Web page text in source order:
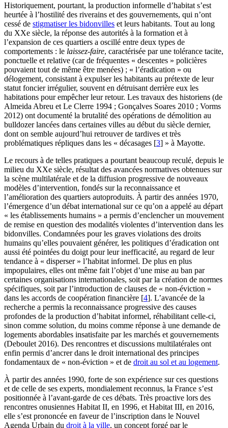
Historiquement, pourtant, la production informelle d’habitat s’est
heurtée à l’hostilité des riverains et des gouvernements, qui n’ont
cessé de stigmatiser les bidonvilles et leurs habitants. Tout au long
du XXe siècle, la réponse des autorités à la formation et à
l’expansion de ces quartiers a oscillé entre deux types de
comportements : le laissez-faire, caractérisée par une tolérance tacite,
ponctuelle et relative (car de fréquentes « descentes » policières
pouvaient tout de même être menées) ; « l’éradication » ou
délogement, consistant à expulser les habitants au prétexte de leur
statut foncier irrégulier, souvent en détruisant derrière eux les
habitations pour empêcher leur retour. Les travaux des historiens (de
Almeida Abreu et Le Clerre 1994 ; Gonçalves Soares 2010 ; Vorms
2012) ont documenté la brutalité des opérations de démolition au
bulldozer lancées dans certaines villes au début du siècle dernier,
dont on semble aujourd’hui retrouver de tardives et très
problématiques répliques dans les « décasages [3] » à Mayotte.
Le recours à de telles pratiques a pourtant beaucoup reculé, depuis le
milieu du XXe siècle, résultat des avancées normatives obtenues sur
la scène multilatérale et de la diffusion progressive de nouveaux
modèles d’intervention, fondés sur la reconnaissance et
l’amélioration des quartiers autoproduits. À partir des années 1970,
l’émergence d’un débat international sur ce qu’on a appelé au départ
« les établissements humains » a permis d’enclencher un mouvement
de remise en question des modalités violentes d’intervention dans les
bidonvilles. Condamnées pour les graves violations des droits
humains qu’elles pouvaient générer, les politiques d’éradication ont
aussi été pointées du doigt pour leur inefficacité, au regard de leur
tendance à « disperser » l’habitat informel. De plus en plus
impopulaires, elles ont même fait l’objet d’une mise au ban par
certaines organisations internationales, soit par la création de normes
spécifiques, soit par l’introduction de clauses de « non-éviction »
dans les accords de coopération financière [4]. L’avancée de la
recherche a permis la reconnaissance progressive des causes
profondes de la production d’habitat informel, réhabilitant celle-ci,
sinon comme solution, du moins comme réponse à une demande de
logements abordables insatisfaite par les marchés et gouvernements
(Deboulet 2016). Des rencontres et discussions multilatérales ont
enfin permis d’ancrer dans le droit international des principes
fondamentaux de « non-éviction » et de droit au sol et au logement.
À partir des années 1990, forte de son expérience sur ces questions
et de celle de ses experts, mondialement reconnus, la France s’est
positionnée à l’avant-garde de ces débats. Très proactive lors des
rencontres onusiennes Habitat II, en 1996, et Habitat III, en 2016,
elle s’est prononcée en faveur de l’inscription dans le Nouvel
Agenda Urbain du droit à la ville, un concept forgé par le